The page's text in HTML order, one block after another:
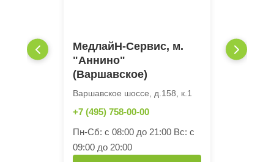
МедлайН-Сервис, м.
"Аннино"
(Варшавское)
Варшавское шоссе, д.158, к.1
+7 (495) 758-00-00
Пн-Сб: с 08:00 до 21:00 Вс: с
09:00 до 20:00